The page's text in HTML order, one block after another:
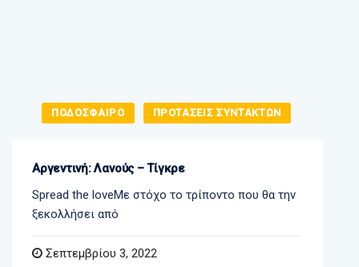
ΠΟΔΟΣΦΑΙΡΟ ΠΡΟΤΑΣΕΙΣ ΣΥΝΤΑΚΤΩΝ
Αργεντινή: Λανούς – Τίγκρε
Spread the loveΜε στόχο το τρίποντο που θα την
ξεκολλήσει από
Σεπτεμβρίου 3, 2022